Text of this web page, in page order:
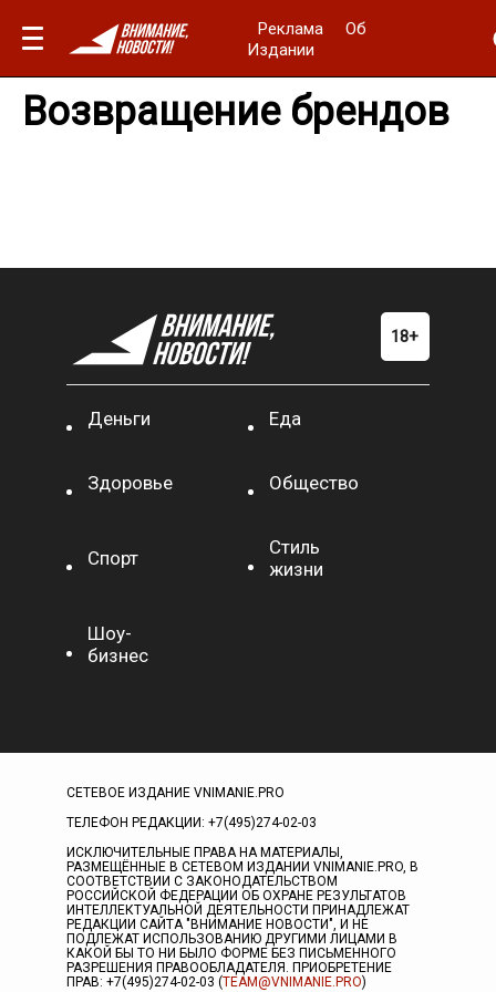
Реклама
Об
Издании
Возвращение брендов
Деньги Еда
Здоровье Общество
Спорт
Стиль
жизни
Шоу-
бизнес
СЕТЕВОЕ ИЗДАНИЕ VNIMANIE.PRO
ТЕЛЕФОН РЕДАКЦИИ: +7(495)274-02-03
ИСКЛЮЧИТЕЛЬНЫЕ ПРАВА НА МАТЕРИАЛЫ,
РАЗМЕЩЁННЫЕ В СЕТЕВОМ ИЗДАНИИ VNIMANIE.PRO, В
СООТВЕТСТВИИ С ЗАКОНОДАТЕЛЬСТВОМ
РОССИЙСКОЙ ФЕДЕРАЦИИ ОБ ОХРАНЕ РЕЗУЛЬТАТОВ
ИНТЕЛЛЕКТУАЛЬНОЙ ДЕЯТЕЛЬНОСТИ ПРИНАДЛЕЖАТ
РЕДАКЦИИ САЙТА "ВНИМАНИЕ НОВОСТИ", И НЕ
ПОДЛЕЖАТ ИСПОЛЬЗОВАНИЮ ДРУГИМИ ЛИЦАМИ В
КАКОЙ БЫ ТО НИ БЫЛО ФОРМЕ БЕЗ ПИСЬМЕННОГО
РАЗРЕШЕНИЯ ПРАВООБЛАДАТЕЛЯ. ПРИОБРЕТЕНИЕ
ПРАВ: +7(495)274-02-03 (TEAM@VNIMANIE.PRO)